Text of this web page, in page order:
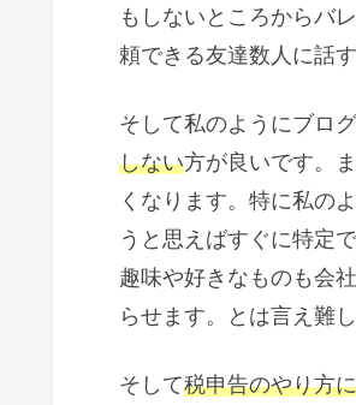
もしないところからバ
頼できる友達数人に話
そして私のようにブロ
しない方が良いです。
くなります。特に私の
うと思えばすぐに特定
趣味や好きなものも会
らせます。とは言え難
そして税申告のやり方